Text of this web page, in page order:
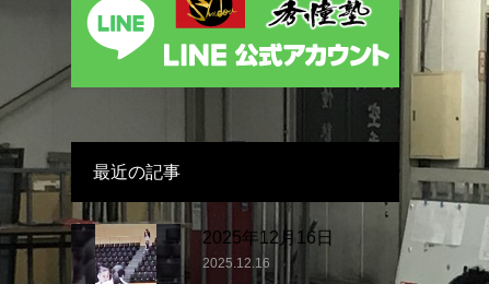
最近の記事
2025年12月16日
2025.12.16